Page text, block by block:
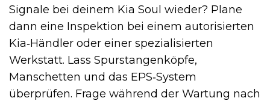
Signale bei deinem Kia Soul wieder? Plane
dann eine Inspektion bei einem autorisierten
Kia‑Händler oder einer spezialisierten
Werkstatt. Lass Spurstangenköpfe,
Manschetten und das EPS‑System
überprüfen. Frage während der Wartung nach